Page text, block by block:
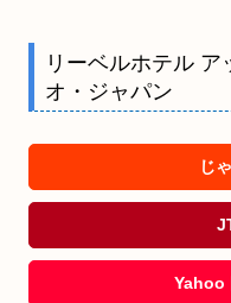
リーベルホテル
オ・ジャパン
じ
Yahoo